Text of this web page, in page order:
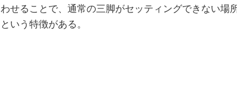
わせることで、通常の三脚がセッティングできない場
という特徴がある。